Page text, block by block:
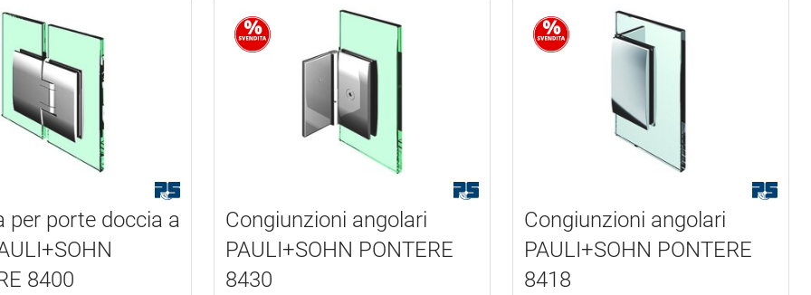
per porte doccia a
8400
Congiunzioni angolari
PAULI+SOHN PONTERE
8430
Congiunzioni angolari
PAULI+SOHN PONTERE
8418